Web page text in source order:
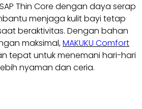
Thin Core dengan daya serap
menjaga kulit bayi tetap
beraktivitas. Dengan bahan
maksimal,MAKUKU Comfort
tepat untuk menemani hari-hari
nyaman dan ceria.